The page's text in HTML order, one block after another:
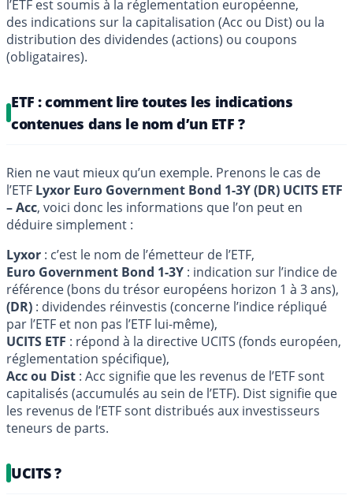
l’ETF est soumis à la réglementation européenne,
des indications sur la capitalisation (Acc ou Dist) ou la
distribution des dividendes (actions) ou coupons
(obligataires).
ETF : comment lire toutes les indications
contenues dans le nom d’un ETF ?
Rien ne vaut mieux qu’un exemple. Prenons le cas de
l’ETF Lyxor Euro Government Bond 1-3Y (DR) UCITS ETF
– Acc, voici donc les informations que l’on peut en
déduire simplement :
Lyxor : c’est le nom de l’émetteur de l’ETF,
Euro Government Bond 1-3Y : indication sur l’indice de
référence (bons du trésor européens horizon 1 à 3 ans),
(DR) : dividendes réinvestis (concerne l’indice répliqué
par l’ETF et non pas l’ETF lui-même),
UCITS ETF : répond à la directive UCITS (fonds européen,
réglementation spécifique),
Acc ou Dist : Acc signifie que les revenus de l’ETF sont
capitalisés (accumulés au sein de l’ETF). Dist signifie que
les revenus de l’ETF sont distribués aux investisseurs
teneurs de parts.
UCITS ?